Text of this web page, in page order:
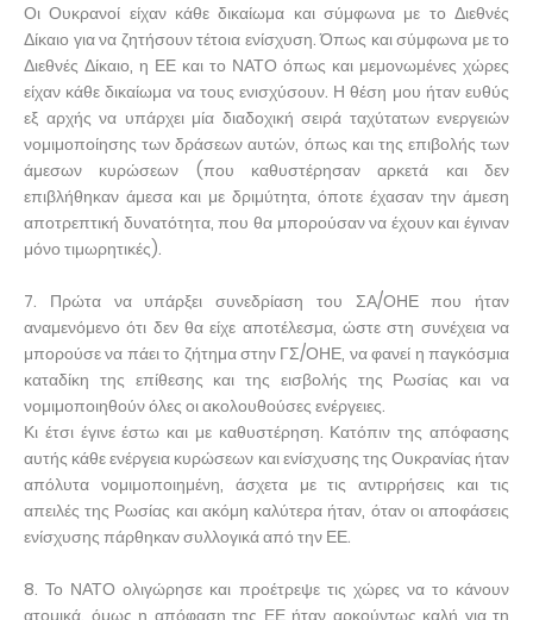
Οι Ουκρανοί είχαν κάθε δικαίωμα και σύμφωνα με το Διεθνές
Δίκαιο για να ζητήσουν τέτοια ενίσχυση. Όπως και σύμφωνα με το
Διεθνές Δίκαιο, η ΕΕ και το ΝΑΤΟ όπως και μεμονωμένες χώρες
είχαν κάθε δικαίωμα να τους ενισχύσουν. Η θέση μου ήταν ευθύς
εξ αρχής να υπάρχει μία διαδοχική σειρά ταχύτατων ενεργειών
νομιμοποίησης των δράσεων αυτών, όπως και της επιβολής των
άμεσων κυρώσεων (που καθυστέρησαν αρκετά και δεν
επιβλήθηκαν άμεσα και με δριμύτητα, όποτε έχασαν την άμεση
αποτρεπτική δυνατότητα, που θα μπορούσαν να έχουν και έγιναν
μόνο τιμωρητικές).
7. Πρώτα να υπάρξει συνεδρίαση του ΣΑ/ΟΗΕ που ήταν
αναμενόμενο ότι δεν θα είχε αποτέλεσμα, ώστε στη συνέχεια να
μπορούσε να πάει το ζήτημα στην ΓΣ/ΟΗΕ, να φανεί η παγκόσμια
καταδίκη της επίθεσης και της εισβολής της Ρωσίας και να
νομιμοποιηθούν όλες οι ακολουθούσες ενέργειες.
Κι έτσι έγινε έστω και με καθυστέρηση. Κατόπιν της απόφασης
αυτής κάθε ενέργεια κυρώσεων και ενίσχυσης της Ουκρανίας ήταν
απόλυτα νομιμοποιημένη, άσχετα με τις αντιρρήσεις και τις
απειλές της Ρωσίας και ακόμη καλύτερα ήταν, όταν οι αποφάσεις
ενίσχυσης πάρθηκαν συλλογικά από την ΕΕ.
8. Το ΝΑΤΟ ολιγώρησε και προέτρεψε τις χώρες να το κάνουν